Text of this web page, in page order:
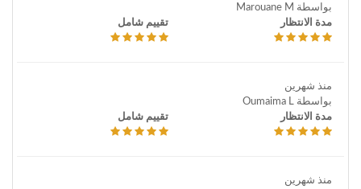
بواسطة Marouane M
مدة الانتظار
تقييم شامل
منذ شهرين
بواسطة Oumaima L
مدة الانتظار
تقييم شامل
منذ شهرين